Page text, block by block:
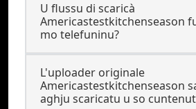
U flussu di scaricà
Americastestkitchenseason
mo telefuninu?
L'uploader originale
Americastestkitchenseason
aghju scaricatu u so